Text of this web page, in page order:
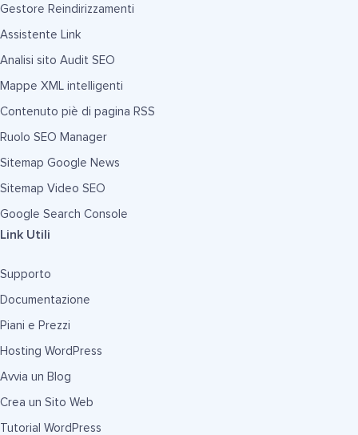
Gestore Reindirizzamenti
Assistente Link
Analisi sito Audit SEO
Mappe XML intelligenti
Contenuto piè di pagina RSS
Ruolo SEO Manager
Sitemap Google News
Sitemap Video SEO
Google Search Console
Link Utili
Supporto
Documentazione
Piani e Prezzi
Hosting WordPress
Avvia un Blog
Crea un Sito Web
Tutorial WordPress